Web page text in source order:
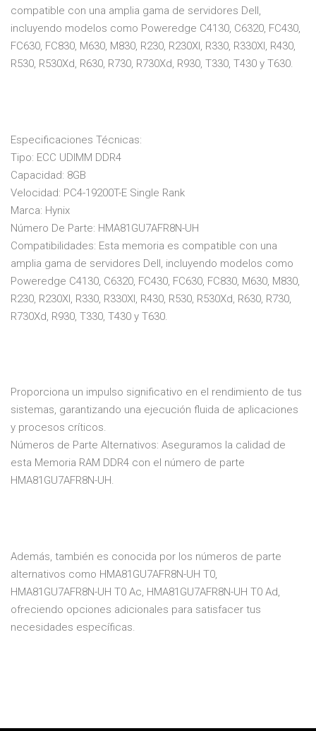
compatible con una amplia gama de servidores Dell,
incluyendo modelos como Poweredge C4130, C6320, FC430,
FC630, FC830, M630, M830, R230, R230Xl, R330, R330Xl, R430,
R530, R530Xd, R630, R730, R730Xd, R930, T330, T430 y T630.
Especificaciones Técnicas:
Tipo: ECC UDIMM DDR4
Capacidad: 8GB
Velocidad: PC4-19200T-E Single Rank
Marca: Hynix
Número De Parte: HMA81GU7AFR8N-UH
Compatibilidades: Esta memoria es compatible con una
amplia gama de servidores Dell, incluyendo modelos como
Poweredge C4130, C6320, FC430, FC630, FC830, M630, M830,
R230, R230Xl, R330, R330Xl, R430, R530, R530Xd, R630, R730,
R730Xd, R930, T330, T430 y T630.
Proporciona un impulso significativo en el rendimiento de tus
sistemas, garantizando una ejecución fluida de aplicaciones
y procesos críticos.
Números de Parte Alternativos: Aseguramos la calidad de
esta Memoria RAM DDR4 con el número de parte
HMA81GU7AFR8N-UH.
Además, también es conocida por los números de parte
alternativos como HMA81GU7AFR8N-UH T0,
HMA81GU7AFR8N-UH T0 Ac, HMA81GU7AFR8N-UH T0 Ad,
ofreciendo opciones adicionales para satisfacer tus
necesidades específicas.